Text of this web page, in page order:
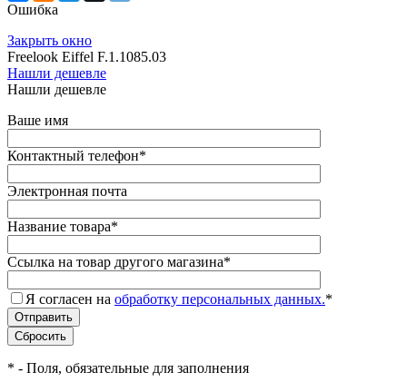
Ошибка
Закрыть окно
Freelook Eiffel F.1.1085.03
Нашли дешевле
Нашли дешевле
Ваше имя
Контактный телефон*
Электронная почта
Название товара*
Ссылка на товар другого магазина*
Я согласен на обработку персональных данных.*
* - Поля, обязательные для заполнения